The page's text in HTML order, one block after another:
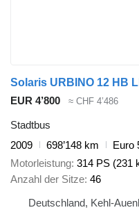
EUR 4’800 ≈ CHF 4’486
Stadtbus
2009
698’148 km
Euro
Motorleistung 314 PS (231
Anzahl der Sitze 46
Deutschland, Kehl-